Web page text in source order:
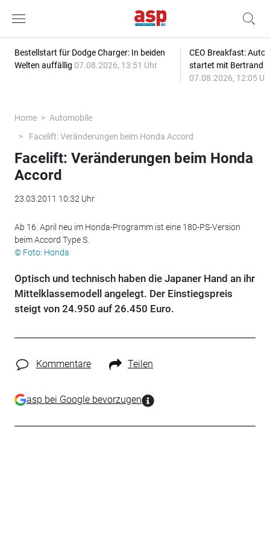
Bestellstart für Dodge Charger: In beiden
Welten auffällig 07.08.2026, 13:51 Uhr
CEO Breakfast:
startet mit Bertrand
07.08.2026, 12:05
Home
Automobile
Facelift: Veränderungen beim Honda Accord
Facelift: Veränderungen beim Honda
Accord
23.03.2011 10:32 Uhr
Ab 16. April neu im Honda-Programm ist eine 180-PS-Version
beim Accord Type S.
© Foto: Honda
Optisch und technisch haben die Japaner Hand an ihr
Mittelklassemodell angelegt. Der Einstiegspreis
steigt von 24.950 auf 26.450 Euro.
Kommentare Teilen
asp bei Google bevorzugen